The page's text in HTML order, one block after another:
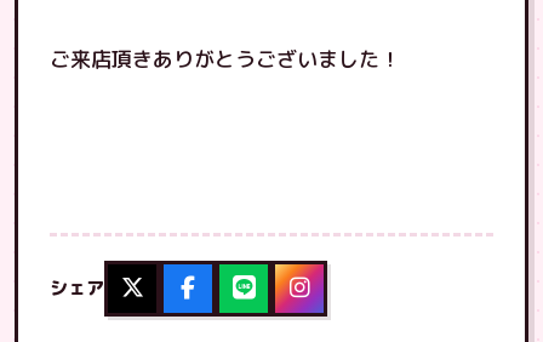
ご来店頂きありがとうございました！
シェア